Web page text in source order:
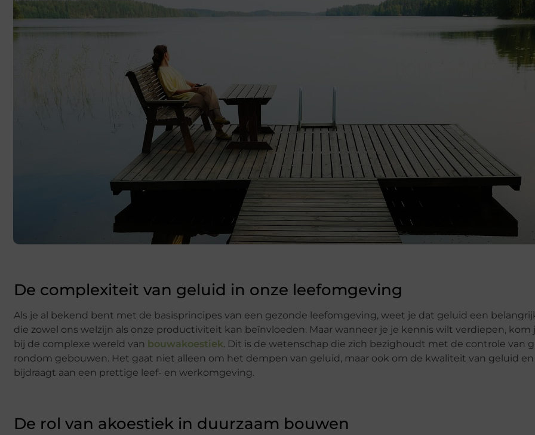
De complexiteit van geluid in onze leefomgeving
Als je al bekend bent met de basisprincipes van een gezonde leefomgeving, weet je dat geluid een
die zowel ons welzijn als onze productiviteit kan beïnvloeden. Maar wanneer je je kennis wilt verdiepen, kom
bij de complexe wereld van bouwakoestiek. Dit is de wetenschap die zich bezighoudt met de controle van
rondom gebouwen. Het gaat niet alleen om het dempen van geluid, maar ook om de kwaliteit van geluid
bijdraagt aan een prettige leef- en werkomgeving.
De rol van akoestiek in duurzaam bouwen